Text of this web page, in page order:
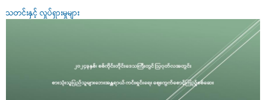
သတင်းနှင့် လှုပ်ရှားမှုများ